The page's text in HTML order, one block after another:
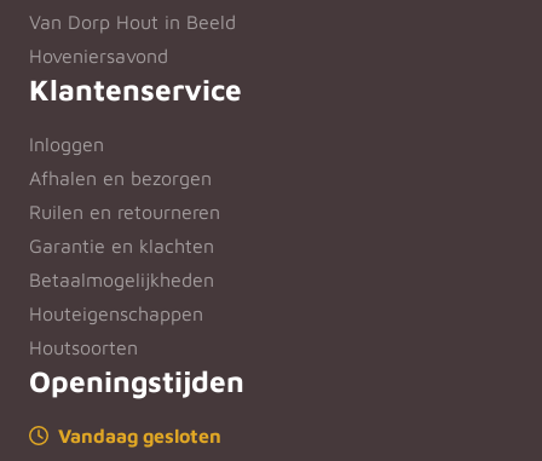
Van Dorp Hout in Beeld
Hoveniersavond
Klantenservice
Inloggen
Afhalen en bezorgen
Ruilen en retourneren
Garantie en klachten
Betaalmogelijkheden
Houteigenschappen
Houtsoorten
Openingstijden
Vandaag gesloten